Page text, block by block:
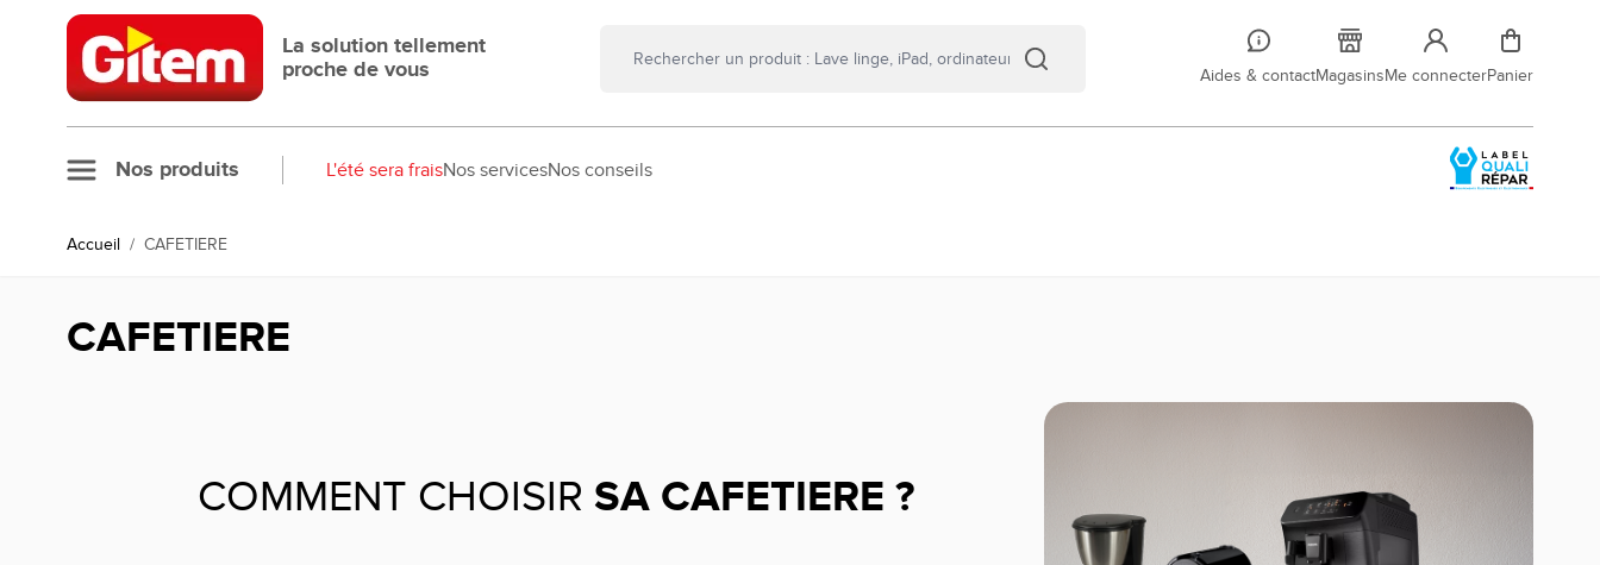
Allez au contenu
La solution tellement
proche de vous
Aides & contactMagasinsMe connecterPanier
Nos produits L'été sera fraisNos servicesNos conseils
Accueil / CAFETIERE
CAFETIERE
COMMENT CHOISIR SA CAFETIERE ?